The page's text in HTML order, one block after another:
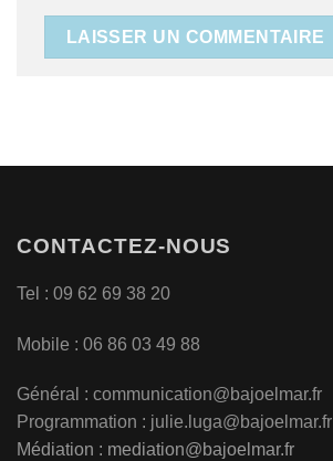
CONTACTEZ-NOUS
Tel : 09 62 69 38 20
Mobile : 06 86 03 49 88
Général : communication@bajoelmar.fr
Programmation : julie.luga@bajoelmar.fr
Médiation : mediation@bajoelmar.fr